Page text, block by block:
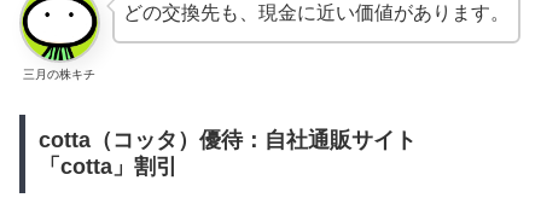
三月の株キチ
どの交換先も、現金に近い価値があります。
cotta（コッタ）優待：自社通販サイト
「cotta」割引